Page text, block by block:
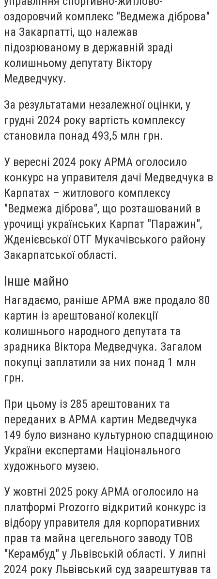
оздоровчий комплекс "Ведмежа діброва"
на Закарпатті, що належав
підозрюваному в державній зраді
колишньому депутату Віктору
Медведчуку.
За результатами незалежної оцінки, у
грудні 2024 року вартість комплексу
становила понад 493,5 млн грн.
У вересні 2024 року АРМА оголосило
конкурс на управителя дачі Медведчука в
Карпатах – житлового комплексу
"Ведмежа діброва", що розташований в
урочищі українських Карпат "Паражин",
Жденієвської ОТГ Мукачівського району
Закарпатської області.
Інше майно
Нагадаємо, раніше АРМА вже продало 80
картин із арештованої колекції
колишнього народного депутата та
зрадника Віктора Медведчука. Загалом
покупці заплатили за них понад 1 млн
грн.
При цьому із 285 арештованих та
переданих в АРМА картин Медведчука
149 було визнано культурною спадщиною
України експертами Національного
художнього музею.
У жовтні 2025 року АРМА оголосило на
платформі Prozorro відкритий конкурс із
відбору управителя для корпоративних
прав та майна цегельного заводу ТОВ
"Керамбуд" у Львівській області. У липні
2024 року Львівський суд заарештував та